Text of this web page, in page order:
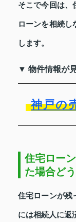
そこで今回は、
ローンを相続し
します。
▼ 物件情報が
神戸の
住宅ロー
た場合ど
住宅ローンが残
には相続人に返